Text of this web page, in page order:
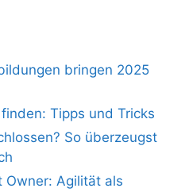
bringen 2025
Tipps und Tricks
So überzeugst
Owner: Agilität als